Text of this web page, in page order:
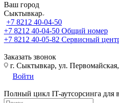
Ваш город
Сыктывкар
+7 8212 40-04-50
+7 8212 40-04-50 Общий номер
+7 8212 40-05-82 Сервисный
Заказать звонок
г. Сыктывкар, ул.
Войти
Полный цикл IT-аутсорсинга для